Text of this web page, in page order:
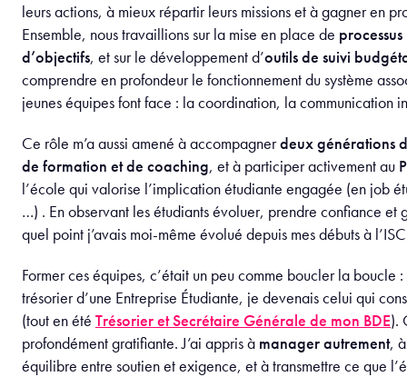
leurs actions, à mieux répartir leurs missions et à gagner en
Ensemble, nous travaillions sur la mise en place de
d’objectifs, et sur le développement d’outils de suivi
comprendre en profondeur le fonctionnement du système
jeunes équipes font face : la coordination, la communication
Ce rôle m’a aussi amené à accompagnerdeux générations
de formation et de coaching, et à participer activement au
l’école qui valorise l’implication étudiante engagée (en job
…) . En observant les étudiants évoluer, prendre confiance et
quel point j’avais moi-même évolué depuis mes débuts à
Former ces équipes, c’était un peu comme boucler la
trésorier d’une Entreprise Étudiante, je devenais celui qui
(tout en été Trésorier et Secrétaire Générale de mon BDE).
profondément gratifiante. J’ai appris à manager autrement,
équilibre entre soutien et exigence, et à transmettre ce que